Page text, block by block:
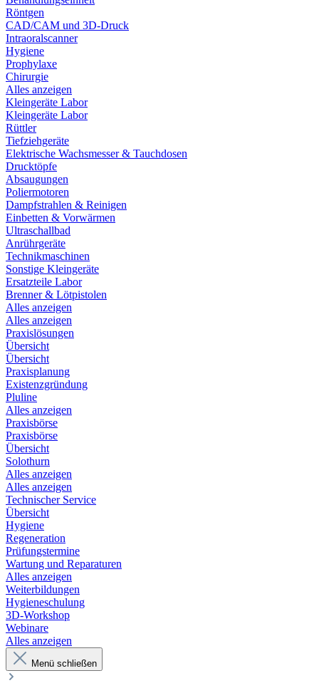
Röntgen
CAD/CAM und 3D-Druck
Intraoralscanner
Hygiene
Prophylaxe
Chirurgie
Alles anzeigen
Kleingeräte Labor
Kleingeräte Labor
Rüttler
Tiefziehgeräte
Elektrische Wachsmesser & Tauchdosen
Drucktöpfe
Absaugungen
Poliermotoren
Dampfstrahlen & Reinigen
Einbetten & Vorwärmen
Ultraschallbad
Anrührgeräte
Technikmaschinen
Sonstige Kleingeräte
Ersatzteile Labor
Brenner & Lötpistolen
Alles anzeigen
Alles anzeigen
Praxislösungen
Übersicht
Übersicht
Praxisplanung
Existenzgründung
Pluline
Alles anzeigen
Praxisbörse
Praxisbörse
Übersicht
Solothurn
Alles anzeigen
Alles anzeigen
Technischer Service
Übersicht
Hygiene
Regeneration
Prüfungstermine
Wartung und Reparaturen
Alles anzeigen
Weiterbildungen
Hygieneschulung
3D-Workshop
Webinare
Alles anzeigen
Menü schließen